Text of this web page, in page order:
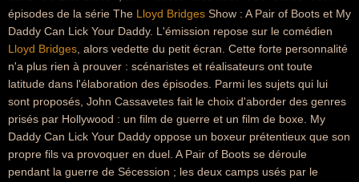
épisodes de la série The Lloyd Bridges Show : A Pair of Boots et My
Daddy Can Lick Your Daddy. L'émission repose sur le comédien
Lloyd Bridges , alors vedette du petit écran. Cette forte personnalité
n'a plus rien à prouver : scénaristes et réalisateurs ont toute
latitude dans l'élaboration des épisodes. Parmi les sujets qui lui
sont proposés, John Cassavetes fait le choix d'aborder des genres
prisés par Hollywood : un film de guerre et un film de boxe. My
Daddy Can Lick Your Daddy oppose un boxeur prétentieux que son
propre fils va provoquer en duel. A Pair of Boots se déroule
pendant la guerre de Sécession ; les deux camps usés par le